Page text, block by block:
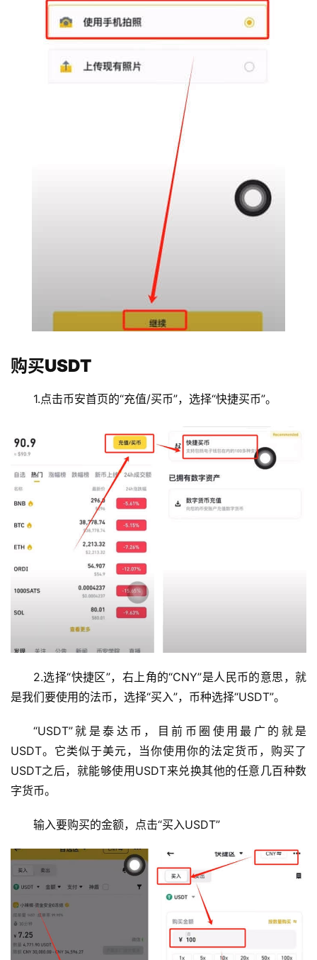
购买USDT
1.点击币安首页的“充值/买币”，选择“快捷买币”。
2.选择“快捷区”，右上角的“CNY”是人民币的意思，就
是我们要使用的法币，选择“买入”，币种选择“USDT”。
“USDT”就是泰达币，目前币圈使用最广的就是
USDT。它类似于美元，当你使用你的法定货币，购买了
USDT之后，就能够使用USDT来兑换其他的任意几百种数
字货币。
输入要购买的金额，点击“买入USDT”